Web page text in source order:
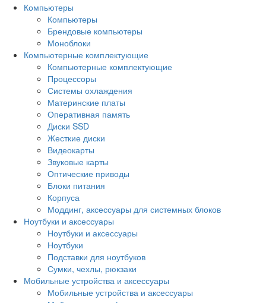
Компьютеры
Компьютеры
Брендовые компьютеры
Моноблоки
Компьютерные комплектующие
Компьютерные комплектующие
Процессоры
Системы охлаждения
Материнские платы
Оперативная память
Диски SSD
Жесткие диски
Видеокарты
Звуковые карты
Оптические приводы
Блоки питания
Корпуса
Моддинг, аксессуары для системных блоков
Ноутбуки и аксессуары
Ноутбуки и аксессуары
Ноутбуки
Подставки для ноутбуков
Сумки, чехлы, рюкзаки
Мобильные устройства и аксессуары
Мобильные устройства и аксессуары